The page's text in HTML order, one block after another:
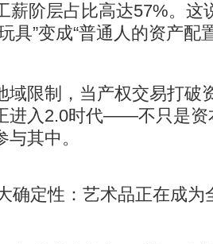
薪阶层占比高达57%。这
具”变成“普通人的资产配
域限制，当产权交易打破
进入2.0时代——不只是资
其中。
确定性：艺术品正在成为